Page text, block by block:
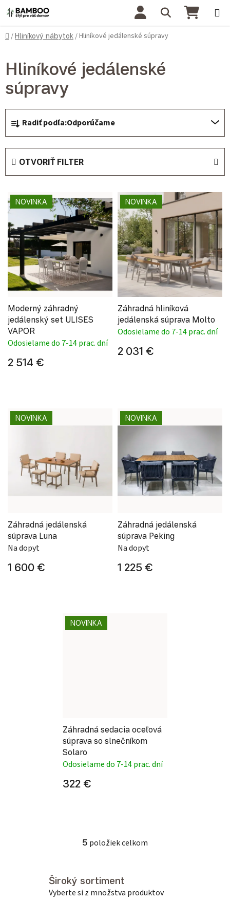
Prejsť na obsah Hľadať
Domov
/Hliníkový nábytok /Hliníkové jedálenské súpravy
Hliníkové jedálenské
súpravy
Radiť podľa:Odporúčame
OTVORIŤ FILTER
Výpis produktov
NOVINKA
Moderný záhradný
jedálenský set ULISES
VAPOR
Odosielame do 7-14 prac. dní
2 514 €
NOVINKA
Záhradná hliníková
jedálenská súprava Molto
Odosielame do 7-14 prac. dní
2 031 €
NOVINKA
Záhradná jedálenská
súprava Luna
Na dopyt
1 600 €
NOVINKA
Záhradná jedálenská
súprava Peking
Na dopyt
1 225 €
NOVINKA
Záhradná sedacia oceľová
súprava so slnečníkom
Solaro
Odosielame do 7-14 prac. dní
322 €
Ovládacie prvky výpisu
5 položiek celkom
Široký sortiment
Vyberte si z množstva produktov